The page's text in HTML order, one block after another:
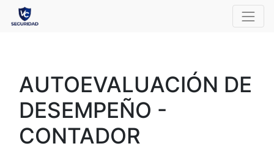
AUTOEVALUACIÓN DE
DESEMPEÑO -
CONTADOR